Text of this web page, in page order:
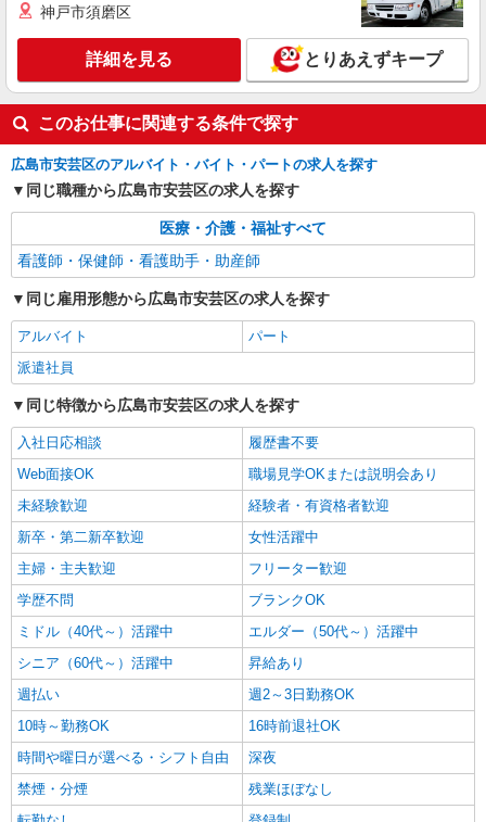
神戸市須磨区
詳細を見る とりあえずキープ
このお仕事に関連する条件で探す
広島市安芸区のアルバイト・バイト・パートの求人を探す
同じ職種から広島市安芸区の求人を探す
医療・介護・福祉すべて
看護師・保健師・看護助手・助産師
同じ雇用形態から広島市安芸区の求人を探す
アルバイト
パート
派遣社員
同じ特徴から広島市安芸区の求人を探す
入社日応相談
履歴書不要
Web面接OK
職場見学OKまたは説明会あり
未経験歓迎
経験者・有資格者歓迎
新卒・第二新卒歓迎
女性活躍中
主婦・主夫歓迎
フリーター歓迎
学歴不問
ブランクOK
ミドル（40代～）活躍中
エルダー（50代～）活躍中
シニア（60代～）活躍中
昇給あり
週払い
週2～3日勤務OK
10時～勤務OK
16時前退社OK
時間や曜日が選べる・シフト自由
深夜
禁煙・分煙
残業ほぼなし